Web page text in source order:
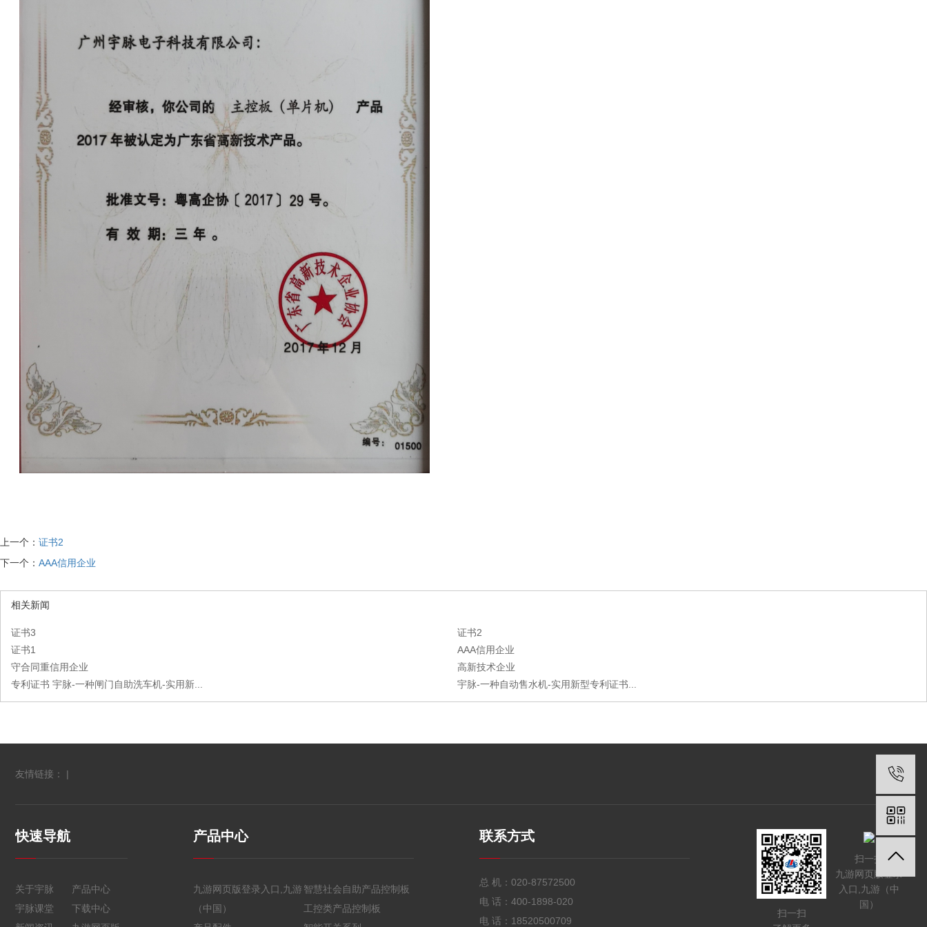
上一个： 证书2
下一个： AAA信用企业
相关新闻
证书3
证书2
证书1
AAA信用企业
守合同重信用企业
高新技术企业
专利证书 宇脉-一种闸门自助洗车机-实用新...
宇脉-一种自动售水机-实用新型专利证书...
友情链接： |
快速导航
关于宇脉
产品中心
宇脉课堂
下载中心
产品中心
九游网页版登录入口,九游
（中国）
智慧社会自助产品控制板
工控类产品控制板
联系方式
总 机： 020-87572500
电 话： 400-1898-020
电 话： 18520500709
扫一扫
扫一扫
九游网页版登录
入口,九游（中
国）